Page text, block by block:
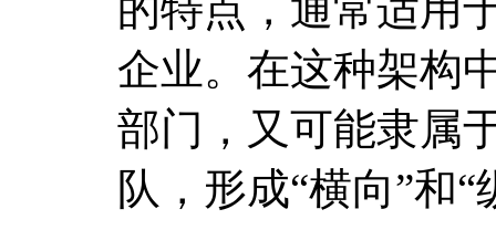
企业。在这种架构
部门，又可能隶属
队，形成“横向”和